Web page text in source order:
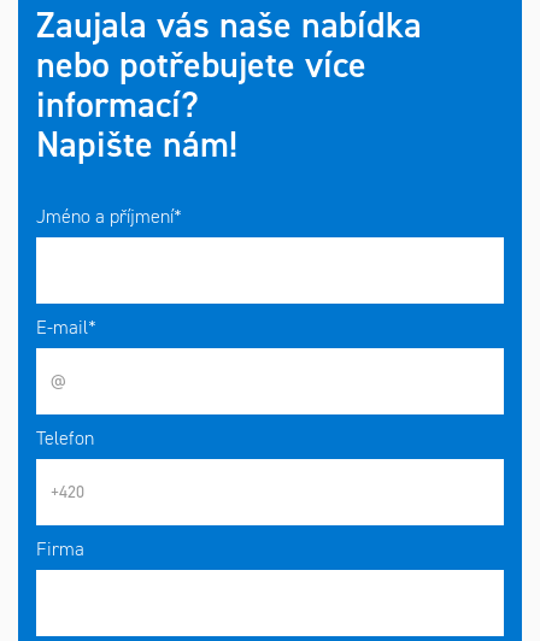
Zaujala vás naše nabídka
nebo potřebujete více
informací?
Napište nám!
Jméno a příjmení*
E-mail*
Telefon
Firma